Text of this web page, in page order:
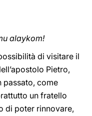
alaykom!
di visitare il
Pietro,
come
un fratello
di poter rinnovare,